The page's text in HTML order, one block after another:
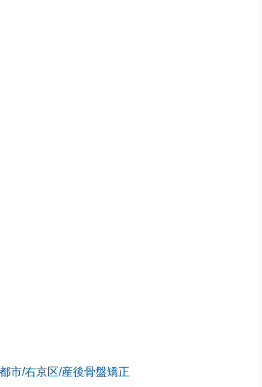
市/右京区/産後骨盤矯正